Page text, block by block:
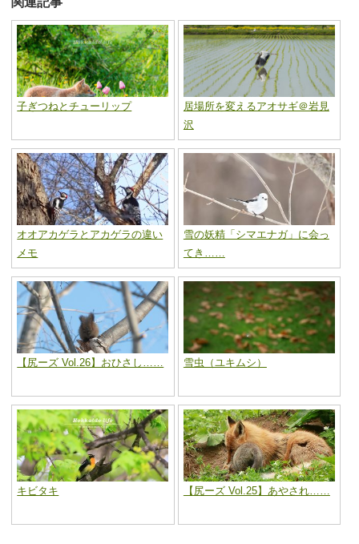
子ぎつねとチューリップ
居場所を変えるアオサギ＠岩見
沢
オオアカゲラとアカゲラの違い
メモ
雪の妖精「シマエナガ」に会っ
てき……
【尻ーズ Vol.26】おひさし…… 雪虫（ユキムシ）
キビタキ 【尻ーズ Vol.25】あやされ……